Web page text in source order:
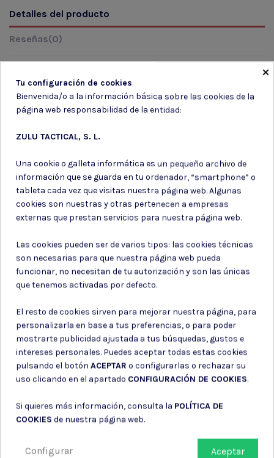
Detalles del producto
Reseñas(0)
Marca
Suscríbete a nuestro boletín
Puede darse de baja en cualquier momento. Para ello, consulte nuestra
información de contacto en el aviso legal.
Consiento el uso de mis datos para los fines indicados en la
Consiento el uso de mis datos personales para recibir publicidad
de su entidad.
×
Tu configuración de cookies
Bienvenida/o a la información básica sobre las cookies de la
página web responsabilidad de la entidad:
ZULU TACTICAL, S. L.
Una cookie o galleta informática es un pequeño archivo de
información que se guarda en tu ordenador, “smartphone” o
tableta cada vez que visitas nuestra página web. Algunas
cookies son nuestras y otras pertenecen a empresas
externas que prestan servicios para nuestra página web.
Las cookies pueden ser de varios tipos: las cookies técnicas
son necesarias para que nuestra página web pueda
funcionar, no necesitan de tu autorización y son las únicas
que tenemos activadas por defecto.
El resto de cookies sirven para mejorar nuestra página, para
personalizarla en base a tus preferencias, o para poder
mostrarte publicidad ajustada a tus búsquedas, gustos e
intereses personales. Puedes aceptar todas estas cookies
pulsando el botón ACEPTAR o configurarlas o rechazar su
uso clicando en el apartado CONFIGURACIÓN DE COOKIES.
Si quieres más información, consulta la POLÍTICA DE
COOKIES de nuestra página web.
Aceptar
Configurar